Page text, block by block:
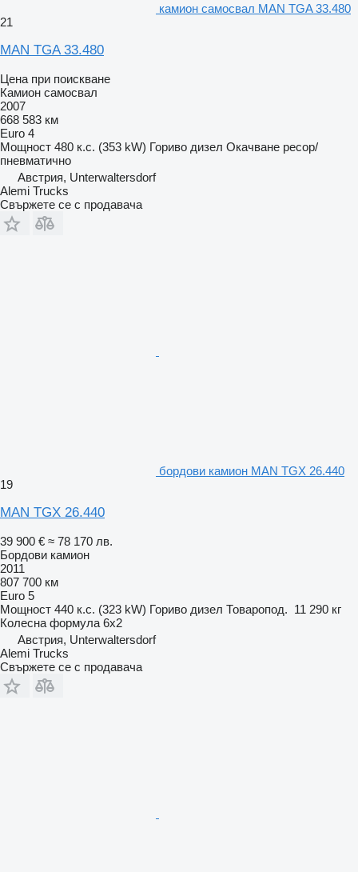
камион самосвал MAN TGA 33.480
21
MAN TGA 33.480
Цена при поискване
Камион самосвал
2007
668 583 км
Euro 4
Мощност 480 к.с. (353 kW) Гориво дизел Окачване ресор/
пневматично
Австрия, Unterwaltersdorf
Alemi Trucks
Свържете се с продавача
бордови камион MAN TGX 26.440
19
MAN TGX 26.440
39 900 € ≈ 78 170 лв.
Бордови камион
2011
807 700 км
Euro 5
Мощност 440 к.с. (323 kW) Гориво дизел Товаропод. 11 290 кг
Колесна формула 6x2
Австрия, Unterwaltersdorf
Alemi Trucks
Свържете се с продавача